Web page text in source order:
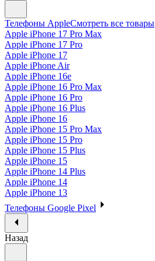
Телефоны AppleСмотреть все товары
Apple iPhone 17 Pro Max
Apple iPhone 17 Pro
Apple iPhone 17
Apple iPhone Air
Apple iPhone 16e
Apple iPhone 16 Pro Max
Apple iPhone 16 Pro
Apple iPhone 16 Plus
Apple iPhone 16
Apple iPhone 15 Pro Max
Apple iPhone 15 Pro
Apple iPhone 15 Plus
Apple iPhone 15
Apple iPhone 14 Plus
Apple iPhone 14
Apple iPhone 13
Телефоны Google Pixel
Назад